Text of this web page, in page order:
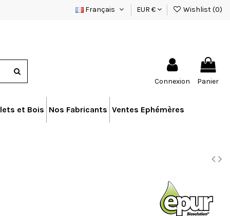
Français EUR € Wishlist (0)
Connexion Panier
et Bois Nos Fabricants Ventes Ephémères